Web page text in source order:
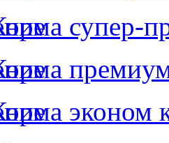
супер-
премиум
эконом